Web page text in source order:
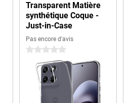
Transparent Matière
synthétique Coque -
Just-in-Case
Pas encore d'avis
0 étoiles